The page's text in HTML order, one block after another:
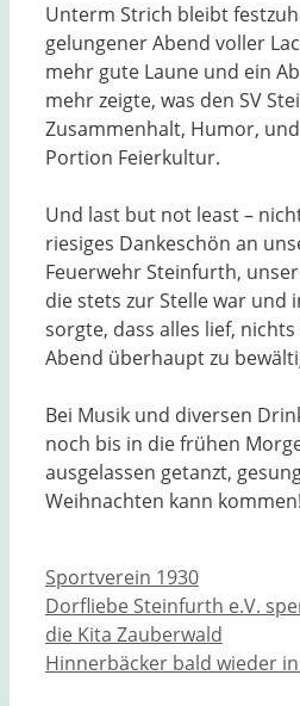
Unterm Strich bleibt
gelungener Abend voller
mehr gute Laune und ein
mehr zeigte, was den SV
Zusammenhalt, Humor,
Portion Feierkultur.
Und last but not least –
riesiges Dankeschön an
Feuerwehr Steinfurth,
die stets zur Stelle war
sorgte, dass alles lief,
Abend überhaupt zu
Bei Musik und diversen
noch bis in die frühen
ausgelassen getanzt,
Weihnachten kann kommen!
Kategorien
Sportverein 1930
Dorfliebe Steinfurth e.V.
die Kita Zauberwald
Hinnerbäcker bald wieder